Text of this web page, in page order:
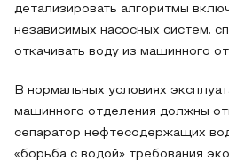
детализировать алгоритмы
независимых насосных систем,
откачивать воду из машинного
В нормальных условиях
машинного отделения должны
сепаратор нефтесодержащих
«борьба с водой» требования